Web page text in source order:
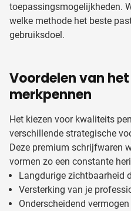
toepassingsmogelijkheden.
welke methode het beste
gebruiksdoel.
Voordelen van
merkpennen
Het kiezen voor kwaliteits
verschillende strategische
Deze premium schrijfwaren
vormen zo een constante
Langdurige zichtbaarheid
Versterking van je
Onderscheidend